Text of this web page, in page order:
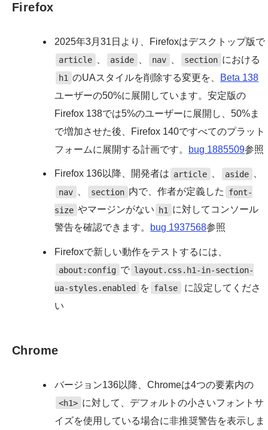
Firefox
2025年3月31日より、Firefoxはデスクトップ版で
article aside nav section における
h1 のUAスタイルを削除する変更を、
Beta 138
ユーザーの50%に展開しています。安定版の
Firefox 138では5%のユーザーに展開し、50%ま
で増加させた後、Firefox 140ですべてのプラット
フォームに展開する計画です。
bug 1885509参照
Firefox 136以降、開発者は article aside
nav section 内で、作者が定義した
font-
size やマージンがない h1
に対してコンソール
警告を確認できます。
bug 1937568参照
Firefoxで新しい動作をテストするには、
about:config で layout.css.h1-in-section-
ua-styles.enabled
を false
に設定してくださ
い
Chrome
バージョン136以降、Chromeは4つの要素内の
<h1> に対して、デフォルトの小さいフォントサ
イズを使用している場合に非推奨警告を表示しま